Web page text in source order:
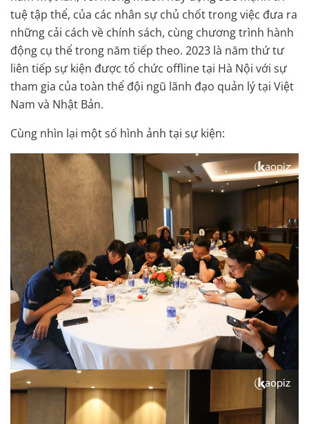
tuệ tập thể, của các nhân sự chủ chốt trong việc đưa ra
những cải cách về chính sách, cùng chương trình hành
động cụ thể trong năm tiếp theo. 2023 là năm thứ tư
liên tiếp sự kiện được tổ chức offline tại Hà Nội với sự
tham gia của toàn thể đội ngũ lãnh đạo quản lý tại Việt
Nam và Nhật Bản.
Cùng nhìn lại một số hình ảnh tại sự kiện: